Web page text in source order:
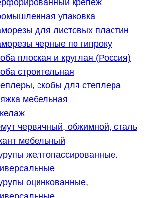
крепеж
упаковка
для листовых пластин
черные по гипроку
плоская и круглая (Россия)
строительная
скобы для степлера
мебельная
червячный, обжимной, сталь
мебельный
желтопассированные,
оцинкованные,